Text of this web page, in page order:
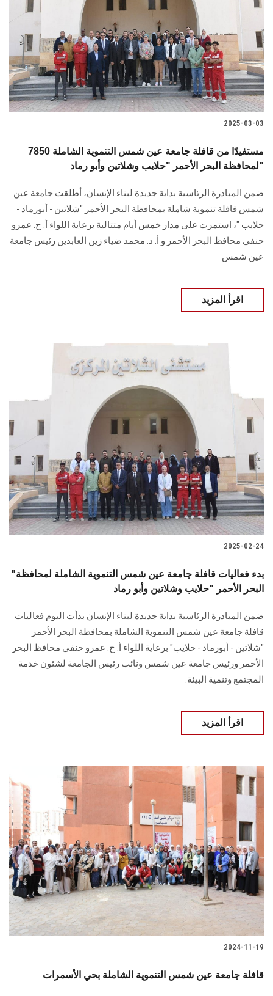
2025-03-03
7850 مستفيدًا من قافلة جامعة عين شمس التنموية الشاملة
لمحافظة البحر الأحمر "حلايب وشلاتين وأبو رماد"
ضمن المبادرة الرئاسية بداية جديدة لبناء الإنسان، أطلقت جامعة عين
شمس قافلة تنموية شاملة بمحافظة البحر الأحمر "شلاتين - أبورماد -
حلايب "، استمرت على مدار خمس أيام متتالية برعاية اللواء أ. ح. عمرو
حنفي محافظ البحر الأحمر و أ. د. محمد ضياء زين العابدين رئيس جامعة
عين شمس
اقرأ المزيد
2025-02-24
"بدء فعاليات قافلة جامعة عين شمس التنموية الشاملة لمحافظة
البحر الأحمر "حلايب وشلاتين وأبو رماد
ضمن المبادرة الرئاسية بداية جديدة لبناء الإنسان بدأت اليوم فعاليات
قافلة جامعة عين شمس التنموية الشاملة بمحافظة البحر الأحمر
"شلاتين - أبورماد - حلايب" برعاية اللواء أ. ح. عمرو حنفي محافظ البحر
الأحمر ورئيس جامعة عين شمس ونائب رئيس الجامعة لشئون خدمة
المجتمع وتنمية البيئة.
اقرأ المزيد
2024-11-19
قافلة جامعة عين شمس التنموية الشاملة بحي الأسمرات